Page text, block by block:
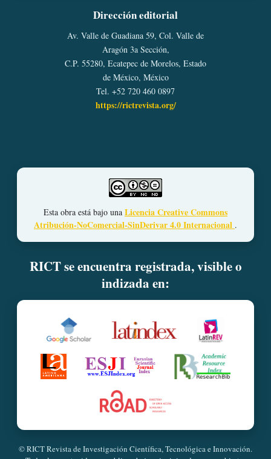
Dirección editorial
Av. Valle de Guadiana 59, Col. Valle de
Aragón 3a Sección,
C.P. 55280, Ecatepec de Morelos, Estado
de México, México
Tel. +52 720 460 0897
https://rictrevista.org/
Esta obra está bajo una Licencia Creative Commons
Atribución-NoComercial-SinDerivar 4.0 Internacional .
RICT se encuentra registrada, visible o
indizada en:
© RICT Revista de Investigación Científica, Tecnológica e Innovación.